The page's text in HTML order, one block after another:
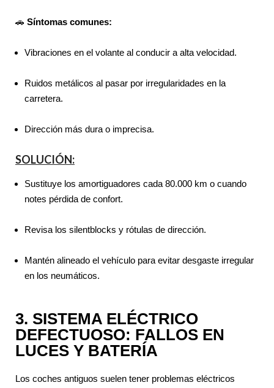
🚗 Síntomas comunes:
Vibraciones en el volante al conducir a alta velocidad.
Ruidos metálicos al pasar por irregularidades en la
carretera.
Dirección más dura o imprecisa.
SOLUCIÓN:
Sustituye los amortiguadores cada 80.000 km o cuando
notes pérdida de confort.
Revisa los silentblocks y rótulas de dirección.
Mantén alineado el vehículo para evitar desgaste irregular
en los neumáticos.
3. SISTEMA ELÉCTRICO
DEFECTUOSO: FALLOS EN
LUCES Y BATERÍA
Los coches antiguos suelen tener problemas eléctricos